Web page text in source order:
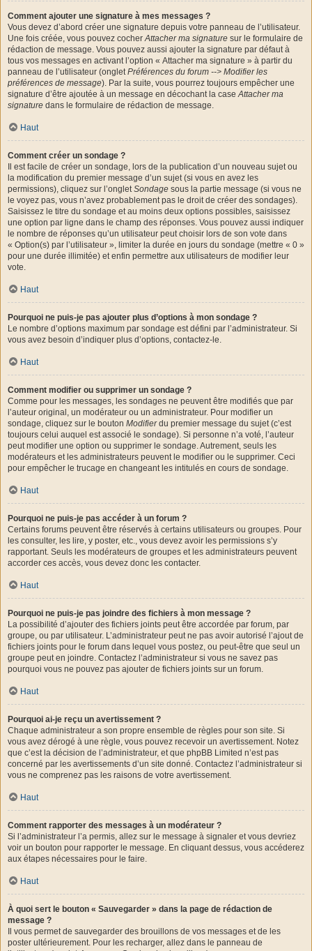
Comment ajouter une signature à mes messages ?
Vous devez d’abord créer une signature depuis votre panneau de l’utilisateur.
Une fois créée, vous pouvez cocherAttacher ma signature sur le formulaire de
rédaction de message. Vous pouvez aussi ajouter la signature par défaut à
tous vos messages en activant l’option « Attacher ma signature » à partir du
panneau de l’utilisateur (ongletPréférences du forum --> Modifier les
préférences de message). Par la suite, vous pourrez toujours empêcher une
signature d’être ajoutée à un message en décochant la caseAttacher ma
signature dans le formulaire de rédaction de message.
Haut
Comment créer un sondage ?
Il est facile de créer un sondage, lors de la publication d’un nouveau sujet ou
la modification du premier message d’un sujet (si vous en avez les
permissions), cliquez sur l’ongletSondage sous la partie message (si vous ne
le voyez pas, vous n’avez probablement pas le droit de créer des sondages).
Saisissez le titre du sondage et au moins deux options possibles, saisissez
une option par ligne dans le champ des réponses. Vous pouvez aussi indiquer
le nombre de réponses qu’un utilisateur peut choisir lors de son vote dans
« Option(s) par l’utilisateur », limiter la durée en jours du sondage (mettre « 0 »
pour une durée illimitée) et enfin permettre aux utilisateurs de modifier leur
vote.
Haut
Pourquoi ne puis-je pas ajouter plus d’options à mon sondage ?
Le nombre d’options maximum par sondage est défini par l’administrateur. Si
vous avez besoin d’indiquer plus d’options, contactez-le.
Haut
Comment modifier ou supprimer un sondage ?
Comme pour les messages, les sondages ne peuvent être modifiés que par
l’auteur original, un modérateur ou un administrateur. Pour modifier un
sondage, cliquez sur le bouton Modifierdu premier message du sujet (c’est
toujours celui auquel est associé le sondage). Si personne n’a voté, l’auteur
peut modifier une option ou supprimer le sondage. Autrement, seuls les
modérateurs et les administrateurs peuvent le modifier ou le supprimer. Ceci
pour empêcher le trucage en changeant les intitulés en cours de sondage.
Haut
Pourquoi ne puis-je pas accéder à un forum ?
Certains forums peuvent être réservés à certains utilisateurs ou groupes. Pour
les consulter, les lire, y poster, etc., vous devez avoir les permissions s’y
rapportant. Seuls les modérateurs de groupes et les administrateurs peuvent
accorder ces accès, vous devez donc les contacter.
Haut
Pourquoi ne puis-je pas joindre des fichiers à mon message ?
La possibilité d’ajouter des fichiers joints peut être accordée par forum, par
groupe, ou par utilisateur. L’administrateur peut ne pas avoir autorisé l’ajout de
fichiers joints pour le forum dans lequel vous postez, ou peut-être que seul un
groupe peut en joindre. Contactez l’administrateur si vous ne savez pas
pourquoi vous ne pouvez pas ajouter de fichiers joints sur un forum.
Haut
Pourquoi ai-je reçu un avertissement ?
Chaque administrateur a son propre ensemble de règles pour son site. Si
vous avez dérogé à une règle, vous pouvez recevoir un avertissement. Notez
que c’est la décision de l’administrateur, et que phpBB Limited n’est pas
concerné par les avertissements d’un site donné. Contactez l’administrateur si
vous ne comprenez pas les raisons de votre avertissement.
Haut
Comment rapporter des messages à un modérateur ?
Si l’administrateur l’a permis, allez sur le message à signaler et vous devriez
voir un bouton pour rapporter le message. En cliquant dessus, vous accéderez
aux étapes nécessaires pour le faire.
Haut
À quoi sert le bouton « Sauvegarder » dans la page de rédaction de
message ?
Il vous permet de sauvegarder des brouillons de vos messages et de les
poster ultérieurement. Pour les recharger, allez dans le panneau de